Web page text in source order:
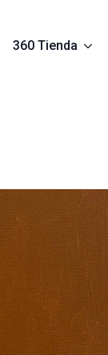
360 Tienda